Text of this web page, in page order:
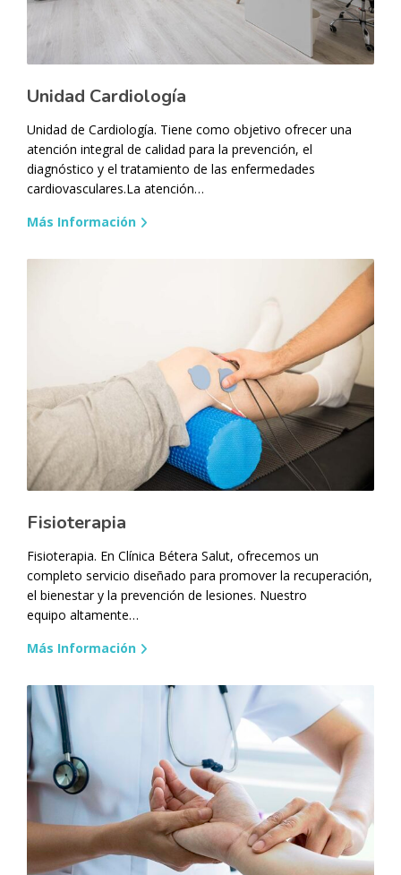
Unidad Cardiología
Unidad de Cardiología. Tiene como objetivo ofrecer una
atención integral de calidad para la prevención, el
diagnóstico y el tratamiento de las enfermedades
cardiovasculares.La atención…
Más Información
Fisioterapia
Fisioterapia. En Clínica Bétera Salut, ofrecemos un
completo servicio diseñado para promover la recuperación,
el bienestar y la prevención de lesiones. Nuestro
equipo altamente…
Más Información